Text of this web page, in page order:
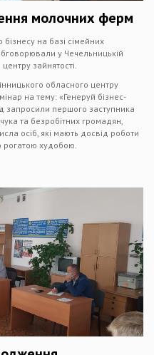
молочних ферм
на базі сімейних
у Чечельницькій
зайнятості.
обласного центру
на тему: «Генеруй бізнес-
запросили першого заступника
та безробітних громадян,
осіб, які мають досвід роботи
рогатою худобою.